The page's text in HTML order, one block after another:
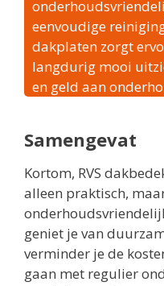
eenvoudige
dakplaten zorgt
langdurig mooi
en geld aan
Samengevat
Kortom, RVS
alleen praktisch,
geniet je van
verminder je de
gaan met regulier